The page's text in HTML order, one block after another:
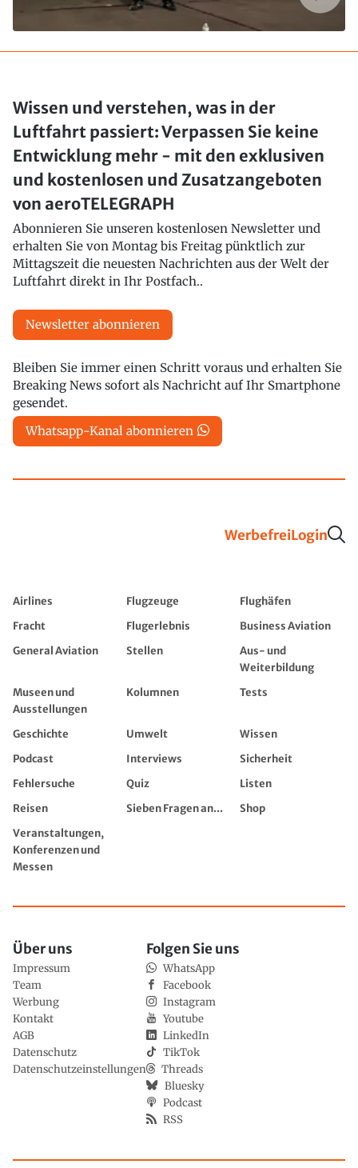
Wissen und verstehen, was in der
Luftfahrt passiert: Verpassen Sie keine
Entwicklung mehr - mit den exklusiven
und kostenlosen und Zusatzangeboten
von aeroTELEGRAPH
Abonnieren Sie unseren kostenlosen Newsletter und
erhalten Sie von Montag bis Freitag pünktlich zur
Mittagszeit die neuesten Nachrichten aus der Welt der
Luftfahrt direkt in Ihr Postfach..
Newsletter abonnieren
Bleiben Sie immer einen Schritt voraus und erhalten Sie
Breaking News sofort als Nachricht auf Ihr Smartphone
gesendet.
Whatsapp-Kanal abonnieren
WerbefreiLogin
Airlines Flugzeuge
Flughäfen
Fracht
Flugerlebnis
Business Aviation
General Aviation
Stellen
Aus- und
Weiterbildung
Museen und
Ausstellungen
Kolumnen Tests
Geschichte Umwelt
Wissen
Podcast
Interviews
Sicherheit
Fehlersuche
Quiz
Listen
Reisen
Sieben Fragen an...
Shop
Veranstaltungen,
Konferenzen und
Messen
Über uns
Impressum
Team
Werbung
Kontakt
AGB
Datenschutz
Datenschutzeinstellungen
Folgen Sie uns
WhatsApp
Facebook
Instagram
Youtube
LinkedIn
TikTok
Threads
Bluesky
Podcast
RSS